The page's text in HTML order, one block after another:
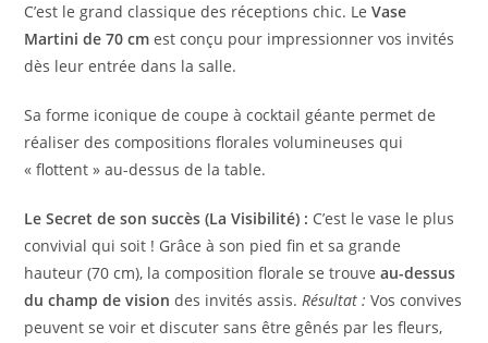
C’est le grand classique des réceptions chic. LeVase
Martini de 70 cm est conçu pour impressionner vos invités
dès leur entrée dans la salle.
Sa forme iconique de coupe à cocktail géante permet de
réaliser des compositions florales volumineuses qui
« flottent » au-dessus de la table.
Le Secret de son succès (La Visibilité) : C’est le vase le plus
convivial qui soit ! Grâce à son pied fin et sa grande
hauteur (70 cm), la composition florale se trouveau-dessus
du champ de vision des invités assis.Résultat : Vos convives
peuvent se voir et discuter sans être gênés par les fleurs,